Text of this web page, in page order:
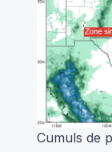
Cumuls de